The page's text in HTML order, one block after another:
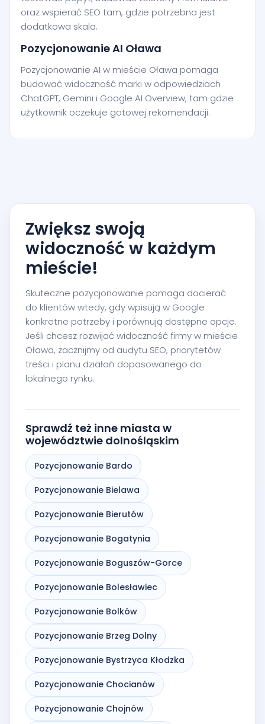
oraz wspierać SEO tam, gdzie potrzebna jest
dodatkowa skala.
Pozycjonowanie AI Oława
Pozycjonowanie AI w mieście Oława pomaga
budować widoczność marki w odpowiedziach
ChatGPT, Gemini i Google AI Overview, tam gdzie
użytkownik oczekuje gotowej rekomendacji.
Zwiększ swoją
widoczność w każdym
mieście!
Skuteczne pozycjonowanie pomaga docierać
do klientów wtedy, gdy wpisują w Google
konkretne potrzeby i porównują dostępne opcje.
Jeśli chcesz rozwijać widoczność firmy w mieście
Oława, zacznijmy od audytu SEO, priorytetów
treści i planu działań dopasowanego do
lokalnego rynku.
Sprawdź też inne miasta w
województwie dolnośląskim
Pozycjonowanie Bardo
Pozycjonowanie Bielawa
Pozycjonowanie Bierutów
Pozycjonowanie Bogatynia
Pozycjonowanie Boguszów-Gorce
Pozycjonowanie Bolesławiec
Pozycjonowanie Bolków
Pozycjonowanie Brzeg Dolny
Pozycjonowanie Bystrzyca Kłodzka
Pozycjonowanie Chocianów
Pozycjonowanie Chojnów